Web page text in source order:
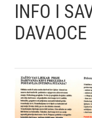
INFO I
DAVAOCE